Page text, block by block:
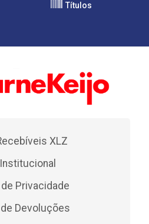
Títulos
XLZ
Privacidade
Devoluções